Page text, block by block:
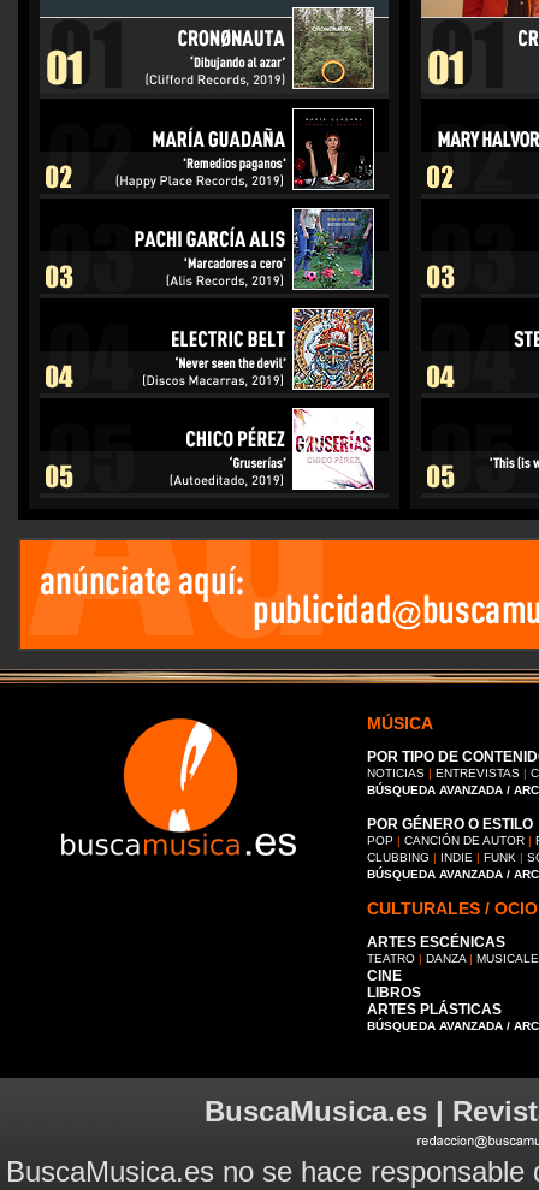
MÚSICA
POR TIPO DE
NOTICIAS | ENTREVISTAS |
BÚSQUEDA AVANZADA /
POR GÉNERO O ESTILO
POP | CANCIÓN DE AUTOR |
CLUBBING | INDIE | FUNK |
BÚSQUEDA AVANZADA /
CULTURALES / OCIO
ARTES ESCÉNICAS
TEATRO | DANZA |
CINE
LIBROS
ARTES PLÁSTICAS
BÚSQUEDA AVANZADA /
BuscaMusica.es |
BuscaMusica.es no se hace